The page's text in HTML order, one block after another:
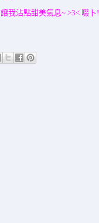
我沾點甜美氣息~ >3< 啜卜!